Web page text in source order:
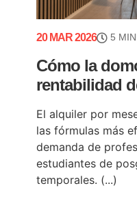
20 MAR 2026 5
Cómo la
rentabilidad
El alquiler por
las fórmulas más
demanda de
estudiantes de
temporales. (...)